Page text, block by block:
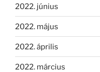
2022. június
2022. május
2022. április
2022. március